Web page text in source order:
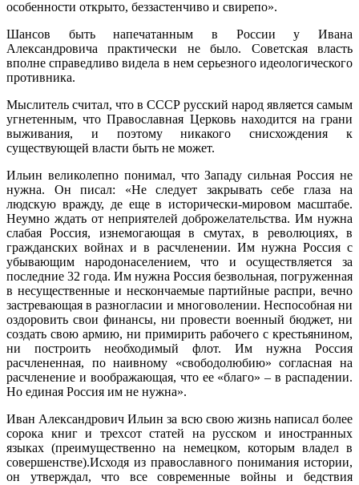
особенности открыто, беззастенчиво и свирепо».
Шансов быть напечатанным в России у Ивана
Александровича практически не было. Советская власть
вполне справедливо видела в нем серьезного идеологического
противника.
Мыслитель считал, что в СССР русский народ является самым
угнетенным, что Православная Церковь находится на грани
выживания, и поэтому никакого снисхождения к
существующей власти быть не может.
Ильин великолепно понимал, что Западу сильная Россия не
нужна. Он писал: «Не следует закрывать себе глаза на
людскую вражду, де еще в исторически-мировом масштабе.
Неумно ждать от неприятелей доброжелательства. Им нужна
слабая Россия, изнемогающая в смутах, в революциях, в
гражданских войнах и в расчленении. Им нужна Россия с
убывающим народонаселением, что и осуществляется за
последние 32 года. Им нужна Россия безвольная, погруженная
в несущественные и нескончаемые партийные распри, вечно
застревающая в разногласии и многоволении. Неспособная ни
оздоровить свои финансы, ни провести военный бюджет, ни
создать свою армию, ни примирить рабочего с крестьянином,
ни построить необходимый флот. Им нужна Россия
расчлененная, по наивному «свободолюбию» согласная на
расчленение и воображающая, что ее «благо» – в распадении.
Но единая Россия им не нужна».
Иван Александрович Ильин за всю свою жизнь написал более
сорока книг и трехсот статей на русском и иностранных
языках (преимущественно на немецком, которым владел в
совершенстве).Исходя из православного понимания истории,
он утверждал, что все современные войны и бедствия